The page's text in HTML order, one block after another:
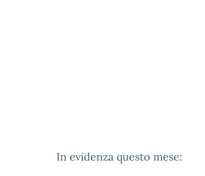
In evidenza questo mese: